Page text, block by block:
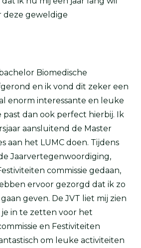
deze geweldige
Biomedische
en ik vond dit zeker een
enorm interessante en leuke
dan ook perfect hierbij. Ik
aansluitend de Master
aan het LUMC doen. Tijdens
Jaarvertegenwoordiging,
commissie gedaan,
ervoor gezorgd dat ik zo
geven. De JVT liet mij zien
in te zetten voor het
en Festiviteiten
om leuke activiteiten